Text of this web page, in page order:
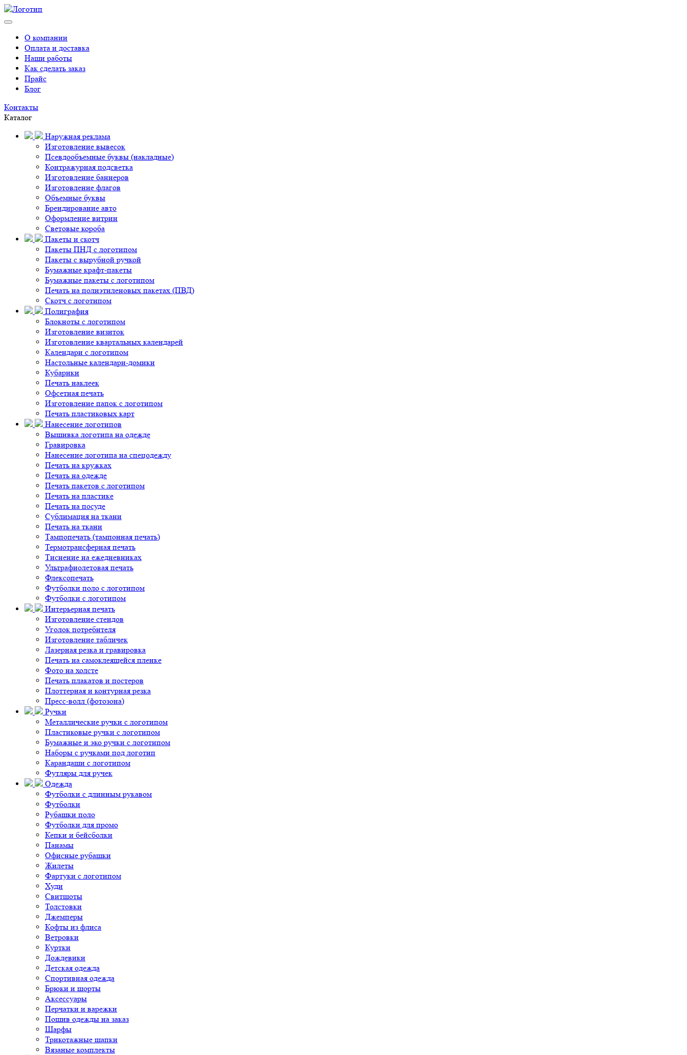
О компании
Оплата и доставка
Наши работы
Как сделать заказ
Прайс
Блог
Контакты
Каталог
Наружная реклама
Изготовление вывесок
Псевдообъемные буквы (накладные)
Контражурная подсветка
Изготовление баннеров
Изготовление флагов
Объемные буквы
Брендирование авто
Оформление витрин
Световые короба
Пакеты и скотч
Пакеты ПНД с логотипом
Пакеты с вырубной ручкой
Бумажные крафт-пакеты
Бумажные пакеты с логотипом
Печать на полиэтиленовых пакетах (ПВД)
Скотч с логотипом
Полиграфия
Блокноты с логотипом
Изготовление визиток
Изготовление квартальных календарей
Календари с логотипом
Настольные календари-домики
Кубарики
Печать наклеек
Офсетная печать
Изготовление папок с логотипом
Печать пластиковых карт
Нанесение логотипов
Вышивка логотипа на одежде
Гравировка
Нанесение логотипа на спецодежду
Печать на кружках
Печать на одежде
Печать пакетов с логотипом
Печать на пластике
Печать на посуде
Сублимация на ткани
Печать на ткани
Тампопечать (тампонная печать)
Термотрансферная печать
Тиснение на ежедневниках
Ультрафиолетовая печать
Флексопечать
Футболки поло с логотипом
Футболки с логотипом
Интерьерная печать
Изготовление стендов
Уголок потребителя
Изготовление табличек
Лазерная резка и гравировка
Печать на самоклеящейся пленке
Фото на холсте
Печать плакатов и постеров
Плоттерная и контурная резка
Пресс-волл (фотозона)
Ручки
Металлические ручки с логотипом
Пластиковые ручки с логотипом
Бумажные и эко ручки с логотипом
Наборы с ручками под логотип
Карандаши с логотипом
Футляры для ручек
Одежда
Футболки с длинным рукавом
Футболки
Рубашки поло
Футболки для промо
Кепки и бейсболки
Панамы
Офисные рубашки
Жилеты
Фартуки с логотипом
Худи
Свитшоты
Толстовки
Джемперы
Кофты из флиса
Ветровки
Куртки
Дождевики
Детская одежда
Спортивная одежда
Брюки и шорты
Аксессуары
Перчатки и варежки
Пошив одежды на заказ
Шарфы
Трикотажные шапки
Вязаные комплекты